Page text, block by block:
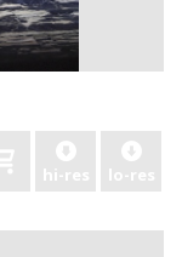
hi-res lo-res